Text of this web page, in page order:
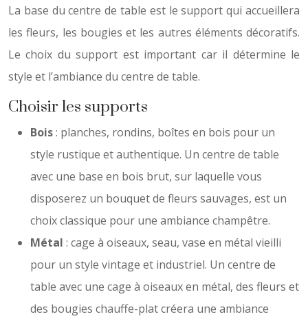
La base du centre de table est le support qui accueillera
les fleurs, les bougies et les autres éléments décoratifs.
Le choix du support est important car il détermine le
style et l’ambiance du centre de table.
Choisir les supports
Bois: planches, rondins, boîtes en bois pour un
style rustique et authentique. Un centre de table
avec une base en bois brut, sur laquelle vous
disposerez un bouquet de fleurs sauvages, est un
choix classique pour une ambiance champêtre.
Métal : cage à oiseaux, seau, vase en métal vieilli
pour un style vintage et industriel. Un centre de
table avec une cage à oiseaux en métal, des fleurs et
des bougies chauffe-plat créera une ambiance